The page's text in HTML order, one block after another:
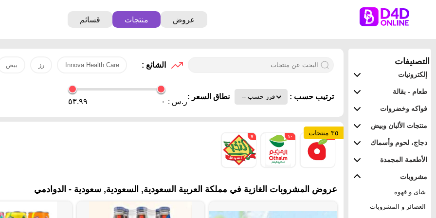
عروض منتجات قسائم
التصنيفات
إلكترونيات
طعام - بقالة
فواكه وخضروات
منتجات الألبان وبيض
دجاج، لحوم وأسماك
الأطعمة المجمدة
مشروبات
شاى و قهوة
العصائر و المشروبات
الشائع : Innova Health Care رز بيض
ترتيب حسب : نطاق السعر :
ر.س : ٠ ٥٣.٩٩
٣٥ منتجات ١٨ ١٠ ٧
عروض المشروبات الغازية في مملكة العربية السعودية, السعودية, سعودية - الدوادمي